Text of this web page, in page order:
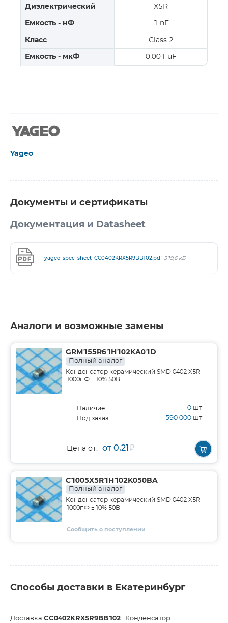
Диэлектрический X5R
Емкость - нФ 1 nF
Класс Class 2
Емкость - мкФ 0.001 uF
Yageo
Документы и сертификаты
Документация и Datasheet
yageo_spec_sheet_CC0402KRX5R9BB102.pdf 319,6 кБ
Аналоги и возможные замены
GRM155R61H102KA01D
Полный аналог
Конденсатор керамический SMD 0402 X5R
1000пФ ±10% 50В
Наличие: 0 шт
Под заказ: 590 000 шт
Цена от: от 0,21₽
C1005X5R1H102K050BA
Полный аналог
Конденсатор керамический SMD 0402 X5R
1000пФ ±10% 50В
Сообщить о поступлении
Способы доставки в Екатеринбург
Доставка CC0402KRX5R9BB102 , Конденсатор